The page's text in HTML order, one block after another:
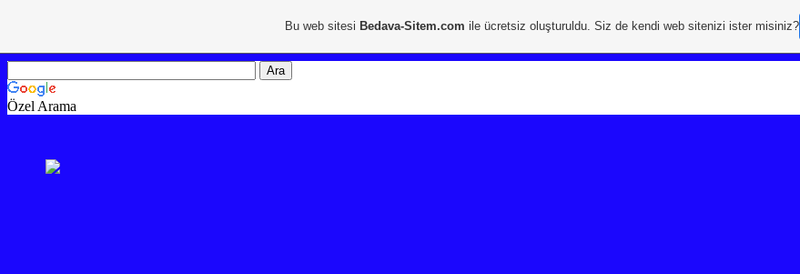
Özel Arama
Bu web sitesi Bedava-Sitem.com ile ücretsiz oluşturuldu. Siz de kendi web sitenizi ister misiniz?